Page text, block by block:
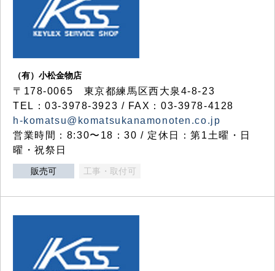
（有）小松金物店
〒178-0065 東京都練馬区西大泉4-8-23
TEL：03-3978-3923 / FAX：03-3978-4128
h-komatsu@komatsukanamonoten.co.jp
営業時間：8:30〜18：30 / 定休日：第1土曜・日
曜・祝祭日
販売可 工事・取付可